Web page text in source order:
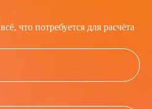
что потребуется для расчёта